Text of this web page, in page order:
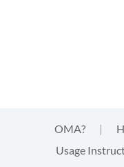
OMA? |
Usage